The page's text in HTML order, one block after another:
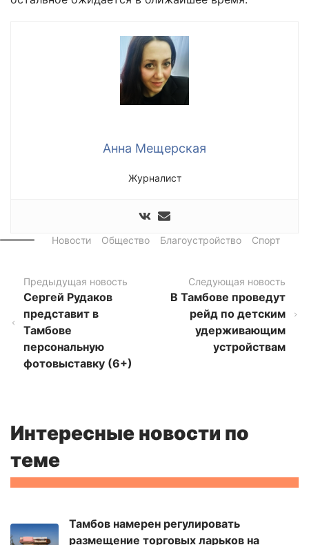
Анна Мещерская
Журналист
Новости Общество Благоустройство Спорт
Предыдущая новость
Сергей Рудаков
представит в
Тамбове
персональную
фотовыставку (6+)
Следующая новость
В Тамбове проведут
рейд по детским
удерживающим
устройствам
Интересные новости по
теме
Тамбов намерен регулировать
размещение торговых ларьков на